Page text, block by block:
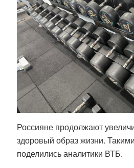
Россияне продолжают
здоровый образ жизни.
поделились аналитики ВТБ.